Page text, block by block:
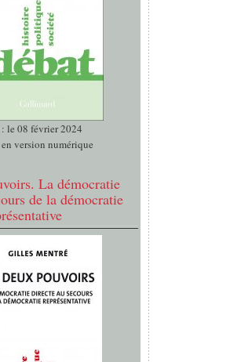
le 08 février 2024
version numérique
La démocratie
de la démocratie